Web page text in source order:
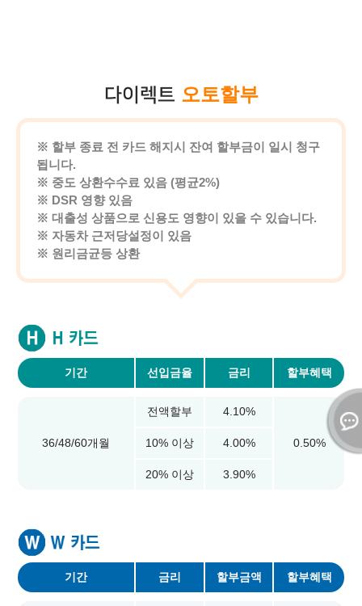
다이렉트 오토할부
※ 할부 종료 전 카드 해지시 잔여 할부금이 일시 청구
됩니다.
※ 중도 상환수수료 있음 (평균2%)
※ DSR 영향 있음
※ 대출성 상품으로 신용도 영향이 있을 수 있습니다.
※ 자동차 근저당설정이 있음
※ 원리금균등 상환
기간 선입금율 금리 할부혜택
36/48/60개월
전액할부 4.10%
0.50%
10% 이상 4.00%
20% 이상 3.90%
기간 금리 할부금액 할부혜택